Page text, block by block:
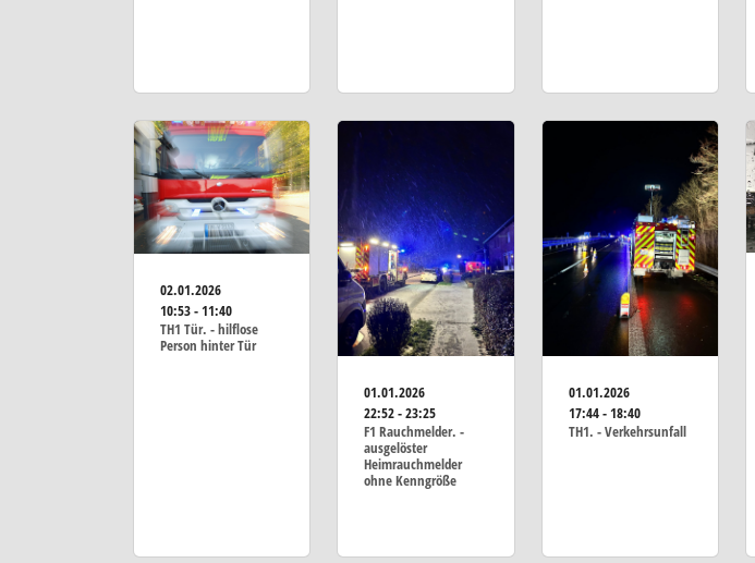
02.01.2026
10:53 - 11:40
TH1 Tür. - hilflose
Person hinter Tür
01.01.2026
22:52 - 23:25
F1 Rauchmelder. -
ausgelöster
Heimrauchmelder
ohne Kenngröße
01.01.2026
17:44 - 18:40
TH1. - Verkehrsunfall